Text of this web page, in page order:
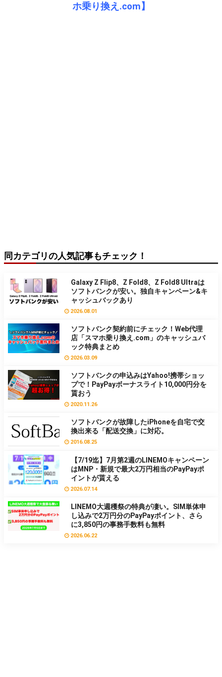
ホ乗り換え.com】
同カテゴリの人気記事もチェック！
Galaxy Z Flip8、Z Fold8、Z Fold8 Ultraは
ソフトバンクが安い。独自キャンペーン&キ
ャッシュバックあり
2026.08.01
ソフトバンク契約前にチェック！Web代理
店「スマホ乗り換え.com」のキャッシュバ
ック特典まとめ
2026.03.09
ソフトバンクの申込みはYahoo!携帯ショッ
プで！PayPayボーナスライト10,000円分を
貰おう
2020.11.26
ソフトバンクが故障したiPhoneを自宅で交
換出来る「配送交換」に対応。
2016.08.25
【7/19迄】7月第2週のLINEMOキャンペーン
はMNP・新規で最大2万円相当のPayPayポ
イントが貰える
2026.07.14
LINEMO大週穫祭の特典が凄い。SIM単体申
し込みで2万円分のPayPayポイント、さら
に3,850円の事務手数料も無料
2026.06.22